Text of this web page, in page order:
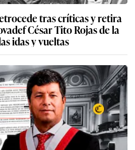
tras críticas y retira
César Tito Rojas de la
idas y vueltas